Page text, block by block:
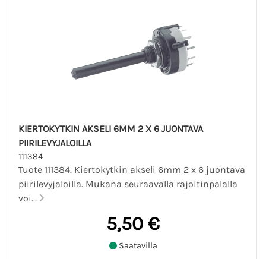
KIERTOKYTKIN AKSELI 6MM 2 X 6 JUONTAVA
PIIRILEVYJALOILLA
111384
Tuote 111384. Kiertokytkin akseli 6mm 2 x 6 juontava
piirilevyjaloilla. Mukana seuraavalla rajoitinpalalla
voi...
5,50 €
Saatavilla